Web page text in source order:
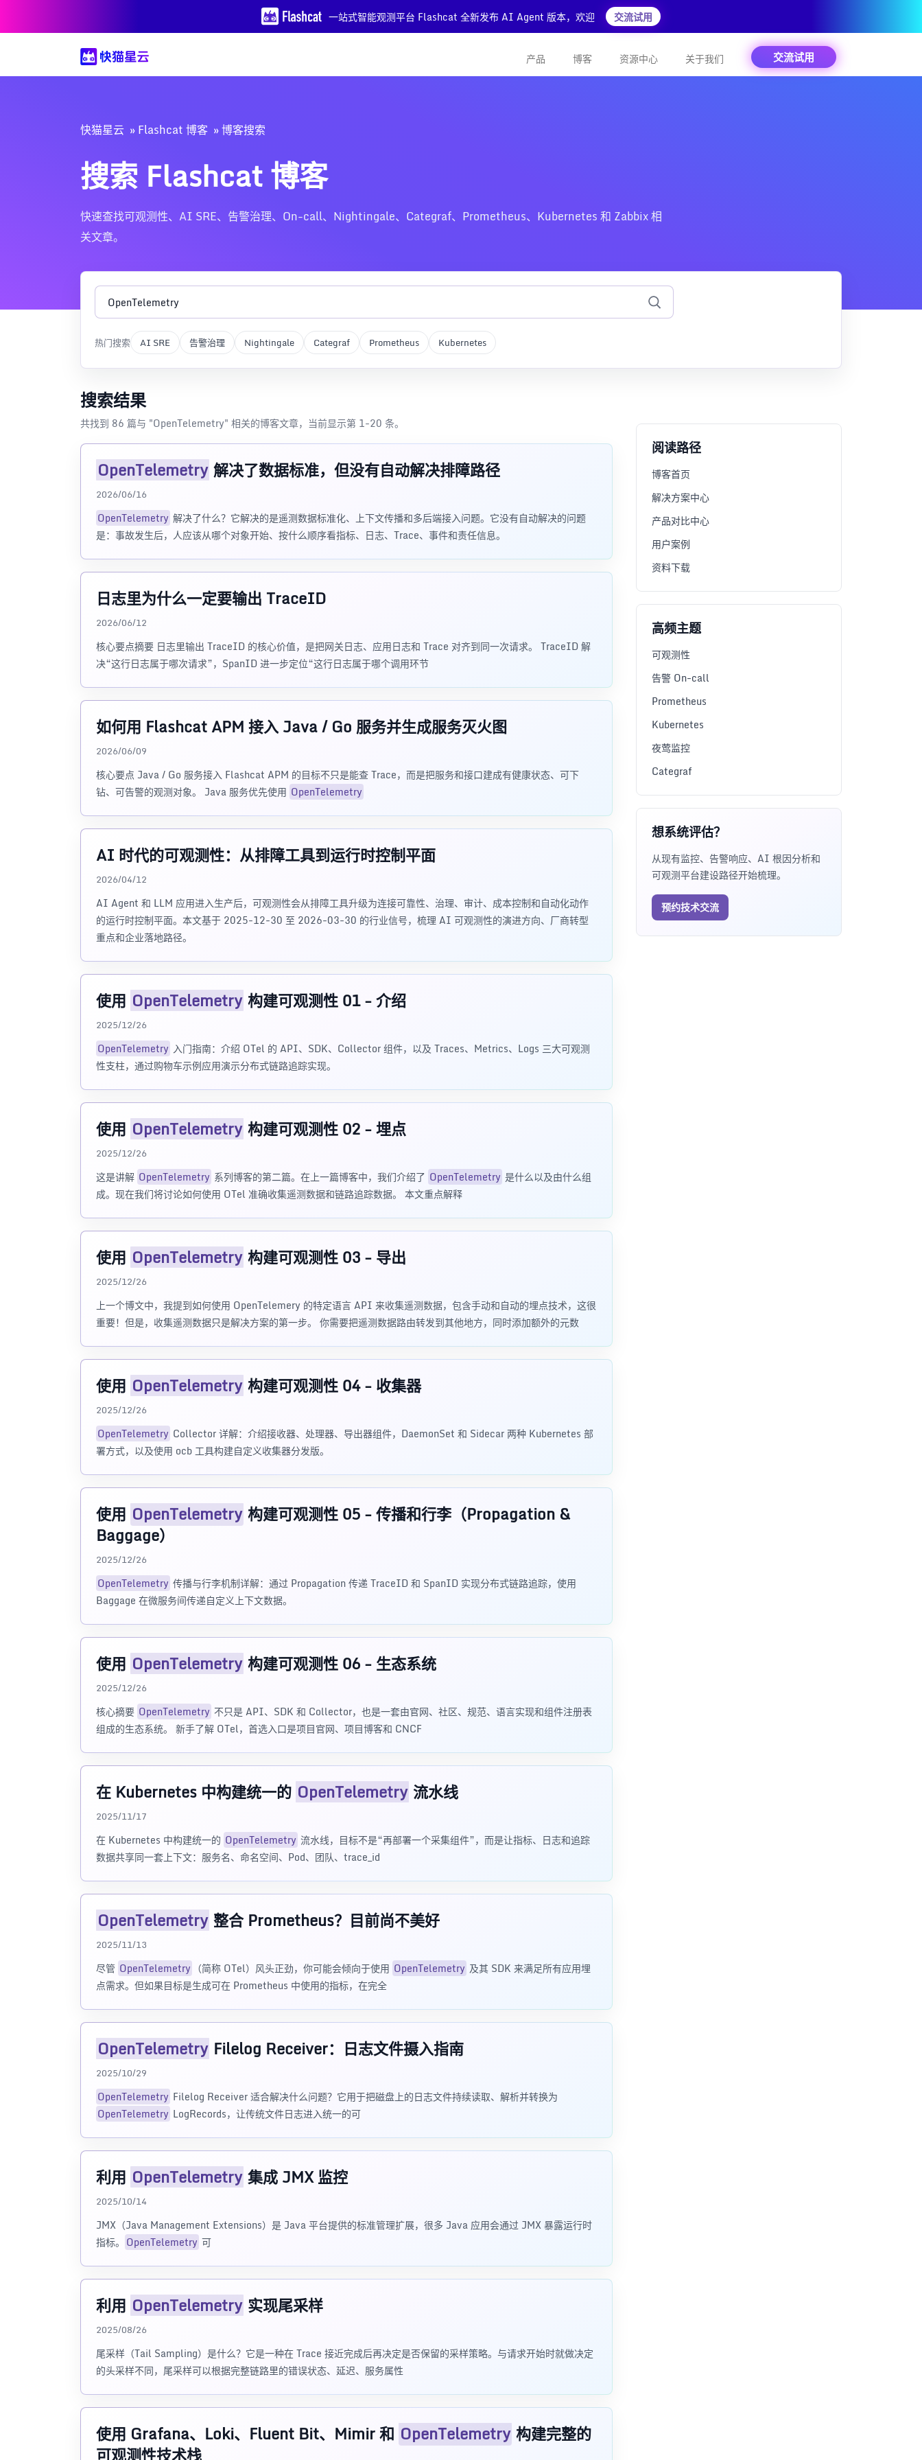
一站式智能观测平台 Flashcat 全新发布 AI Agent 版本，欢迎 交流试用
产品 博客 资源中心 关于我们 交流试用
快猫星云 Flashcat 博客 博客搜索
搜索 Flashcat 博客
快速查找可观测性、AI SRE、告警治理、On-call、Nightingale、Categraf、Prometheus、Kubernetes 和 Zabbix 相
关文章。
热门搜索 AI SRE 告警治理 Nightingale Categraf Prometheus Kubernetes
搜索结果
共找到 86 篇与 "OpenTelemetry" 相关的博客文章，当前显示第 1-20 条。
OpenTelemetry 解决了数据标准，但没有自动解决排障路径
2026/06/16
OpenTelemetry 解决了什么？它解决的是遥测数据标准化、上下文传播和多后端接入问题。它没有自动解决的问题
是：事故发生后，人应该从哪个对象开始、按什么顺序看指标、日志、Trace、事件和责任信息。
日志里为什么一定要输出 TraceID
2026/06/12
核心要点摘要 日志里输出 TraceID 的核心价值，是把网关日志、应用日志和 Trace 对齐到同一次请求。 TraceID 解
决“这行日志属于哪次请求”，SpanID 进一步定位“这行日志属于哪个调用环节
如何用 Flashcat APM 接入 Java / Go 服务并生成服务灭火图
2026/06/09
核心要点 Java / Go 服务接入 Flashcat APM 的目标不只是能查 Trace，而是把服务和接口建成有健康状态、可下
钻、可告警的观测对象。 Java 服务优先使用 OpenTelemetry
AI 时代的可观测性：从排障工具到运行时控制平面
2026/04/12
AI Agent 和 LLM 应用进入生产后，可观测性会从排障工具升级为连接可靠性、治理、审计、成本控制和自动化动作
的运行时控制平面。本文基于 2025-12-30 至 2026-03-30 的行业信号，梳理 AI 可观测性的演进方向、厂商转型
重点和企业落地路径。
使用 OpenTelemetry 构建可观测性 01 - 介绍
2025/12/26
OpenTelemetry 入门指南：介绍 OTel 的 API、SDK、Collector 组件，以及 Traces、Metrics、Logs 三大可观测
性支柱，通过购物车示例应用演示分布式链路追踪实现。
使用 OpenTelemetry 构建可观测性 02 - 埋点
2025/12/26
这是讲解 OpenTelemetry 系列博客的第二篇。在上一篇博客中，我们介绍了 OpenTelemetry 是什么以及由什么组
成。现在我们将讨论如何使用 OTel 准确收集遥测数据和链路追踪数据。 本文重点解释
使用 OpenTelemetry 构建可观测性 03 - 导出
2025/12/26
上一个博文中，我提到如何使用 OpenTelemery 的特定语言 API 来收集遥测数据，包含手动和自动的埋点技术，这很
重要！但是，收集遥测数据只是解决方案的第一步。 你需要把遥测数据路由转发到其他地方，同时添加额外的元数
使用 OpenTelemetry 构建可观测性 04 - 收集器
2025/12/26
OpenTelemetry Collector 详解：介绍接收器、处理器、导出器组件，DaemonSet 和 Sidecar 两种 Kubernetes 部
署方式，以及使用 ocb 工具构建自定义收集器分发版。
使用 OpenTelemetry 构建可观测性 05 - 传播和行李（Propagation &
Baggage）
2025/12/26
OpenTelemetry 传播与行李机制详解：通过 Propagation 传递 TraceID 和 SpanID 实现分布式链路追踪，使用
Baggage 在微服务间传递自定义上下文数据。
使用 OpenTelemetry 构建可观测性 06 - 生态系统
2025/12/26
核心摘要 OpenTelemetry 不只是 API、SDK 和 Collector，也是一套由官网、社区、规范、语言实现和组件注册表
组成的生态系统。 新手了解 OTel，首选入口是项目官网、项目博客和 CNCF
在 Kubernetes 中构建统一的 OpenTelemetry 流水线
2025/11/17
在 Kubernetes 中构建统一的 OpenTelemetry 流水线，目标不是“再部署一个采集组件”，而是让指标、日志和追踪
数据共享同一套上下文：服务名、命名空间、Pod、团队、trace_id
OpenTelemetry 整合 Prometheus？目前尚不美好
2025/11/13
尽管 OpenTelemetry （简称 OTel）风头正劲，你可能会倾向于使用 OpenTelemetry 及其 SDK 来满足所有应用埋
点需求。但如果目标是生成可在 Prometheus 中使用的指标，在完全
OpenTelemetry Filelog Receiver：日志文件摄入指南
2025/10/29
OpenTelemetry Filelog Receiver 适合解决什么问题？它用于把磁盘上的日志文件持续读取、解析并转换为
OpenTelemetry LogRecords，让传统文件日志进入统一的可
利用 OpenTelemetry 集成 JMX 监控
2025/10/14
JMX（Java Management Extensions）是 Java 平台提供的标准管理扩展，很多 Java 应用会通过 JMX 暴露运行时
指标。 OpenTelemetry 可
利用 OpenTelemetry 实现尾采样
2025/08/26
尾采样（Tail Sampling）是什么？它是一种在 Trace 接近完成后再决定是否保留的采样策略。与请求开始时就做决定
的头采样不同，尾采样可以根据完整链路里的错误状态、延迟、服务属性
使用 Grafana、Loki、Fluent Bit、Mimir 和 OpenTelemetry 构建完整的
可观测性技术栈
阅读路径
博客首页
解决方案中心
产品对比中心
用户案例
资料下载
高频主题
可观测性
告警 On-call
Prometheus
Kubernetes
夜莺监控
Categraf
想系统评估？
从现有监控、告警响应、AI 根因分析和
可观测平台建设路径开始梳理。
预约技术交流